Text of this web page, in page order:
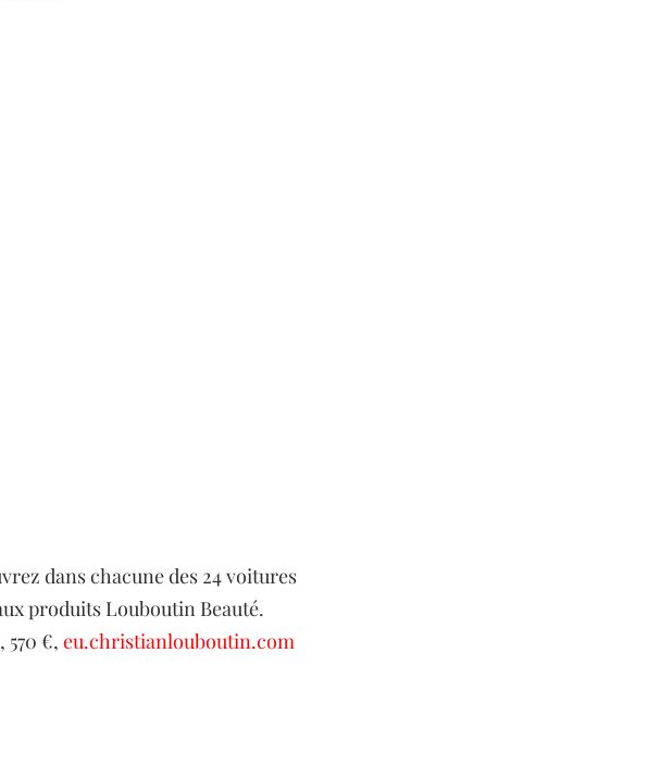
dans chacune des 24 voitures
produits Louboutin Beauté.
570 €, eu.christianlouboutin.com